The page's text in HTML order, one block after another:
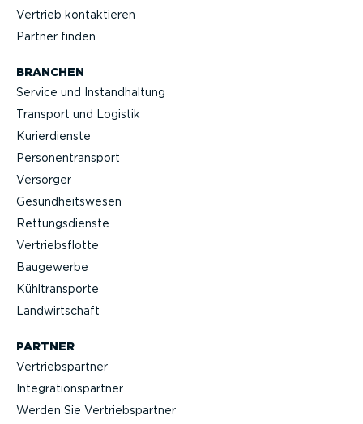
Vertrieb kontak­tieren
Partner finden
BRANCHEN
Service und Instand­haltung
Transport und Logistik
Kurier­dienste
Perso­nen­transport
Versorger
Gesund­heits­wesen
Rettungs­dienste
Vertriebs­flotte
Baugewerbe
Kühltrans­porte
Landwirt­schaft
PARTNER
Vertriebs­partner
Integra­ti­ons­partner
Werden Sie Vertriebs­partner